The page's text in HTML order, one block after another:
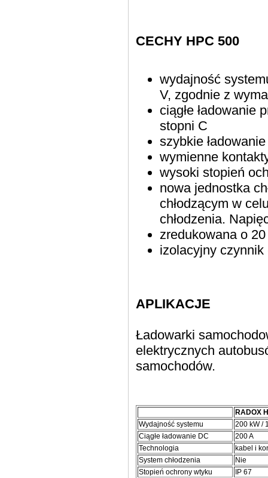
CECHY HPC 500
wydajność
V, zgodnie z
ciągłe ładowanie
stopni C
szybkie
wymienne
wysoki stopień
nowa jednostka
chłodzącym w
chłodzenia.
zredukowana o
izolacyjny czynnik
APLIKACJE
Ładowarki
elektrycznych
samochodów.
RADOX
Wydajność systemu
200 kW /
Ciągłe ładowanie DC
200 A
Technologia
kabel i
System chłodzenia
Nie
Stopień ochrony wtyku
IP 67